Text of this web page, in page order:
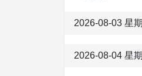
2026-08-03 星
2026-08-04 星